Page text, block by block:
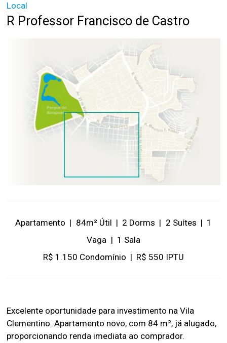
Local
R Professor Francisco de Castro
Apartamento | 84m² Útil | 2 Dorms | 2 Suítes | 1
Vaga | 1 Sala
R$ 1.150 Condomínio | R$ 550 IPTU
Excelente oportunidade para investimento na Vila
Clementino. Apartamento novo, com 84 m², já alugado,
proporcionando renda imediata ao comprador.